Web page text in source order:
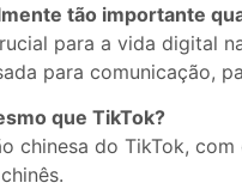
tão importante
para a vida digital
para comunicação,
que TikTok?
chinesa do TikTok,